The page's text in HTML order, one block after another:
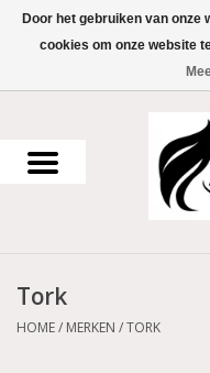
Uv Gel
Acrylpoeder
Tork
HOME/ MERKEN /TORK
Door het gebruiken van onze
cookies om onze website